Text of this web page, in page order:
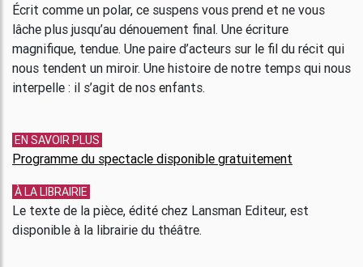
Écrit comme un polar, ce suspens vous prend et ne vous
lâche plus jusqu’au dénouement final. Une écriture
magnifique, tendue. Une paire d’acteurs sur le fil du récit qui
nous tendent un miroir. Une histoire de notre temps qui nous
interpelle : il s’agit de nos enfants.
EN SAVOIR PLUS
Programme du spectacle disponible gratuitement
À LA LIBRAIRIE
Le texte de la pièce, édité chez Lansman Editeur, est
disponible à la librairie du théâtre.